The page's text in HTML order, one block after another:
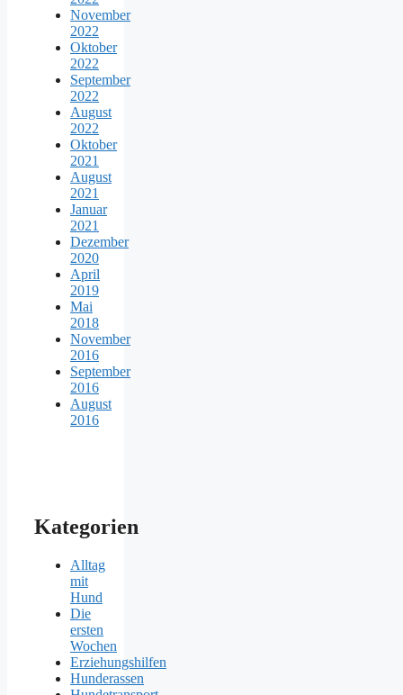
November
2022
Oktober
2022
September
2022
August
2022
Oktober
2021
August
2021
Januar
2021
Dezember
2020
April
2019
Mai
2018
November
2016
September
2016
August
2016
Kategorien
Alltag
mit
Hund
Die
ersten
Wochen
Erziehungshilfen
Hunderassen